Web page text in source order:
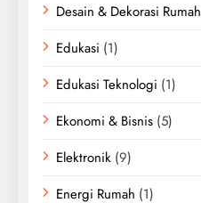
Desain & Dekorasi Rumah
Edukasi (1)
Edukasi Teknologi (1)
Ekonomi & Bisnis (5)
Elektronik (9)
Energi Rumah (1)